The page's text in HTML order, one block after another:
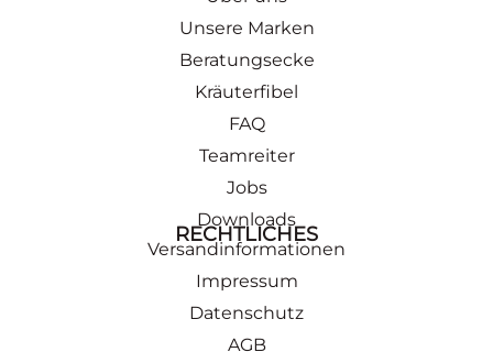
Unsere Marken
Beratungsecke
Kräuterfibel
FAQ
Teamreiter
Jobs
Downloads
RECHTLICHES
Versandinformationen
Impressum
Datenschutz
AGB